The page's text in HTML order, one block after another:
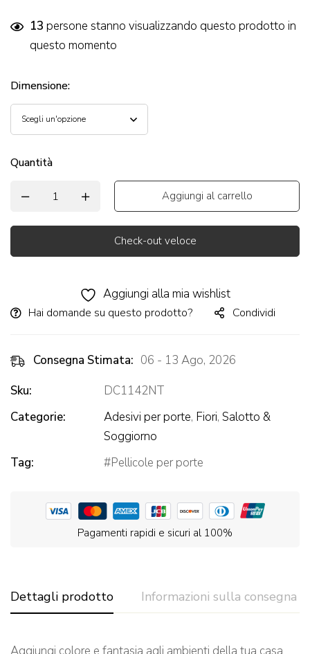
13 persone stanno visualizzando questo prodotto in
questo momento
Dimensione:
Quantità
Aggiungi al carrello
Check-out veloce
Aggiungi alla mia wishlist
Hai domande su questo prodotto? Condividi
Consegna Stimata: 06 - 13 Ago, 2026
Sku:
DC1142NT
Categorie:
Adesivi per porte, Fiori, Salotto &
Soggiorno
Tag:
Pellicole per porte
Pagamenti rapidi e sicuri al 100%
Dettagli prodotto Informazioni sulla consegna